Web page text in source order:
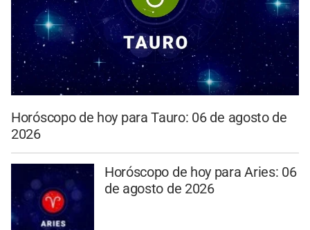
Horóscopo de hoy para Tauro: 06 de agosto de
2026
Horóscopo de hoy para Aries: 06
de agosto de 2026